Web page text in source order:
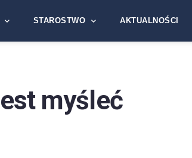
STAROSTWO AKTUALNOŚCI
myśleć